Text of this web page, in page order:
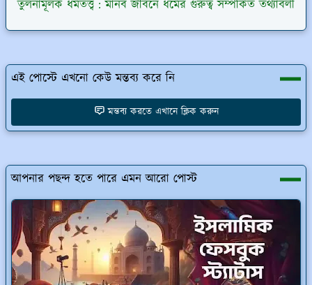
তুলনামূলক ধর্মতত্ত্ব : মানব জীবনে ধর্মের ‍গুরুত্ব সম্পর্কিত তথ্যাবলী
এই পোস্টে এখনো কেউ মন্তব্য করে নি
মন্তব্য করতে এখানে ক্লিক করুন
আপনার পছন্দ হতে পারে এমন আরো পোস্ট